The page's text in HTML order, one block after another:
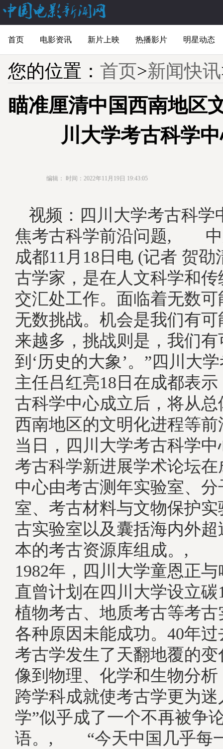
首页 电影资讯 新片上映 热播影片 明星动态
您的位置： 首页>新闻快讯
瞄准厘清中国西南地区
川大学考古科学
编辑： 时间：2022年11月19日 19:43:05
视频：四川大学考古科学
焦考古科学前沿问题, 中
成都11月18日电 (记者 贺劭
古学家，是在人文科学和
交汇处工作。面临着无数
无数挑战。机会是我们有
来越多，挑战则是，我们
到‘历史的大象’。”四川大
主任吕红亮18日在成都表
古科学中心成立后，将从
西南地区的文明化进程
当日，四川大学考古科学
考古科学新进展学术论坛
中心由考古测年实验室、
室、考古材料与文物保护
古实验室以及囊括海内外
本的考古资源库组成。,
1982年，四川大学童恩正
直曾计划在四川大学设立碳
植物考古、地质考古等考
各种原因未能成功。40年
考古学发生了天翻地覆的
像到物理、化学和生物分
跨学科成就使考古学更为迷
学”似乎成了一个不再被争
语。, “今天中国几乎每